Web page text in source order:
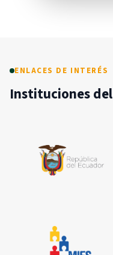
ENLACES DE INTERÉS
Instituciones